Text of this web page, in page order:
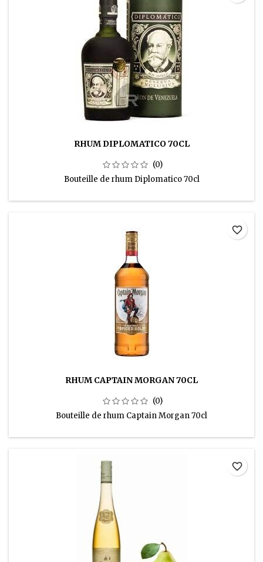
RHUM DIPLOMATICO 70CL
(0)
Bouteille de rhum Diplomatico 70cl
RHUM CAPTAIN MORGAN 70CL
(0)
Bouteille de rhum Captain Morgan 70cl
favorite_border
favorite_border